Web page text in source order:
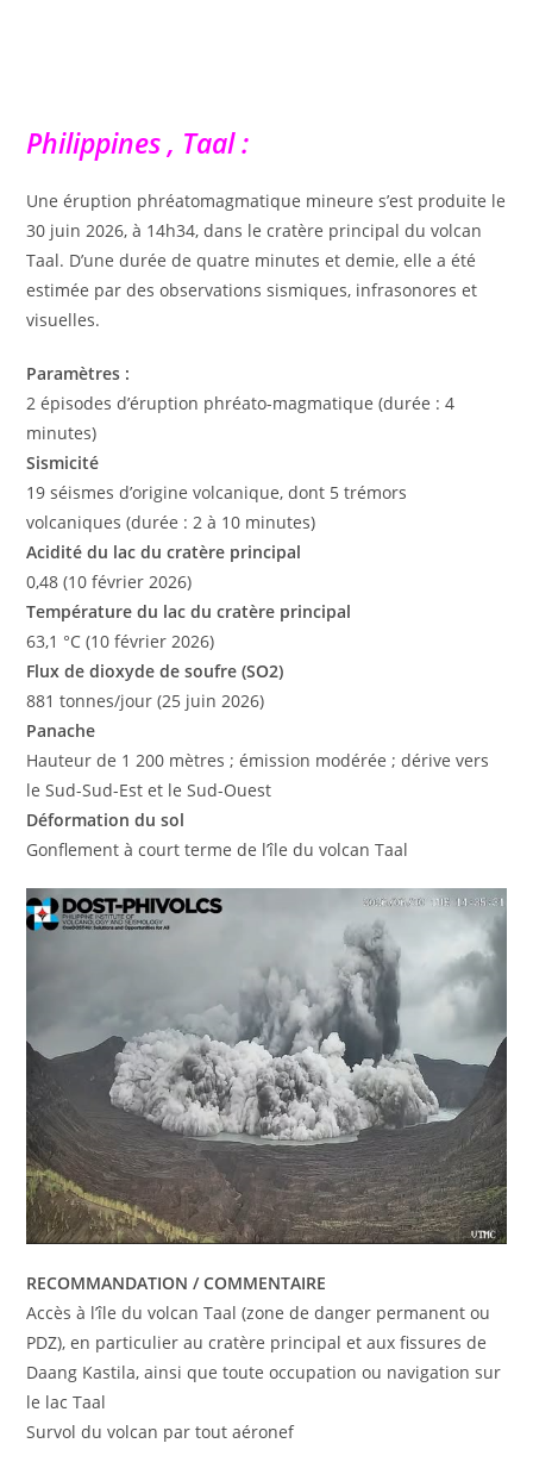
Philippines , Taal :
Une éruption phréatomagmatique mineure s’est produite le
30 juin 2026, à 14h34, dans le cratère principal du volcan
Taal. D’une durée de quatre minutes et demie, elle a été
estimée par des observations sismiques, infrasonores et
visuelles.
Paramètres :
2 épisodes d’éruption phréato-magmatique (durée : 4
minutes)
Sismicité
19 séismes d’origine volcanique, dont 5 trémors
volcaniques (durée : 2 à 10 minutes)
Acidité du lac du cratère principal
0,48 (10 février 2026)
Température du lac du cratère principal
63,1 °C (10 février 2026)
Flux de dioxyde de soufre (SO2)
881 tonnes/jour (25 juin 2026)
Panache
Hauteur de 1 200 mètres ; émission modérée ; dérive vers
le Sud-Sud-Est et le Sud-Ouest
Déformation du sol
Gonflement à court terme de l’île du volcan Taal
RECOMMANDATION / COMMENTAIRE
Accès à l’île du volcan Taal (zone de danger permanent ou
PDZ), en particulier au cratère principal et aux fissures de
Daang Kastila, ainsi que toute occupation ou navigation sur
le lac Taal
Survol du volcan par tout aéronef